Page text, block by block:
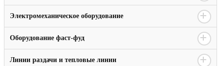
Электромеханическое оборудование
Оборудование фаст-фуд
Линии раздачи и тепловые линии